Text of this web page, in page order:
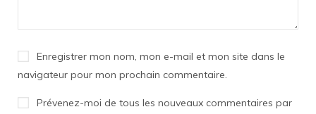
Enregistrer mon nom, mon e-mail et mon site dans le
navigateur pour mon prochain commentaire.
Prévenez-moi de tous les nouveaux commentaires par